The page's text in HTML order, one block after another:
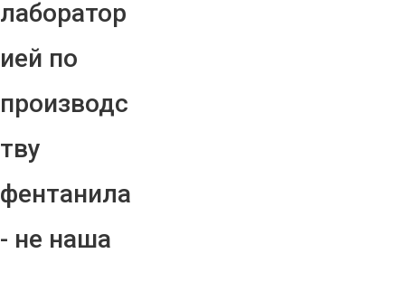
лаборатор
ией по
производс
тву
фентанила
- не наша